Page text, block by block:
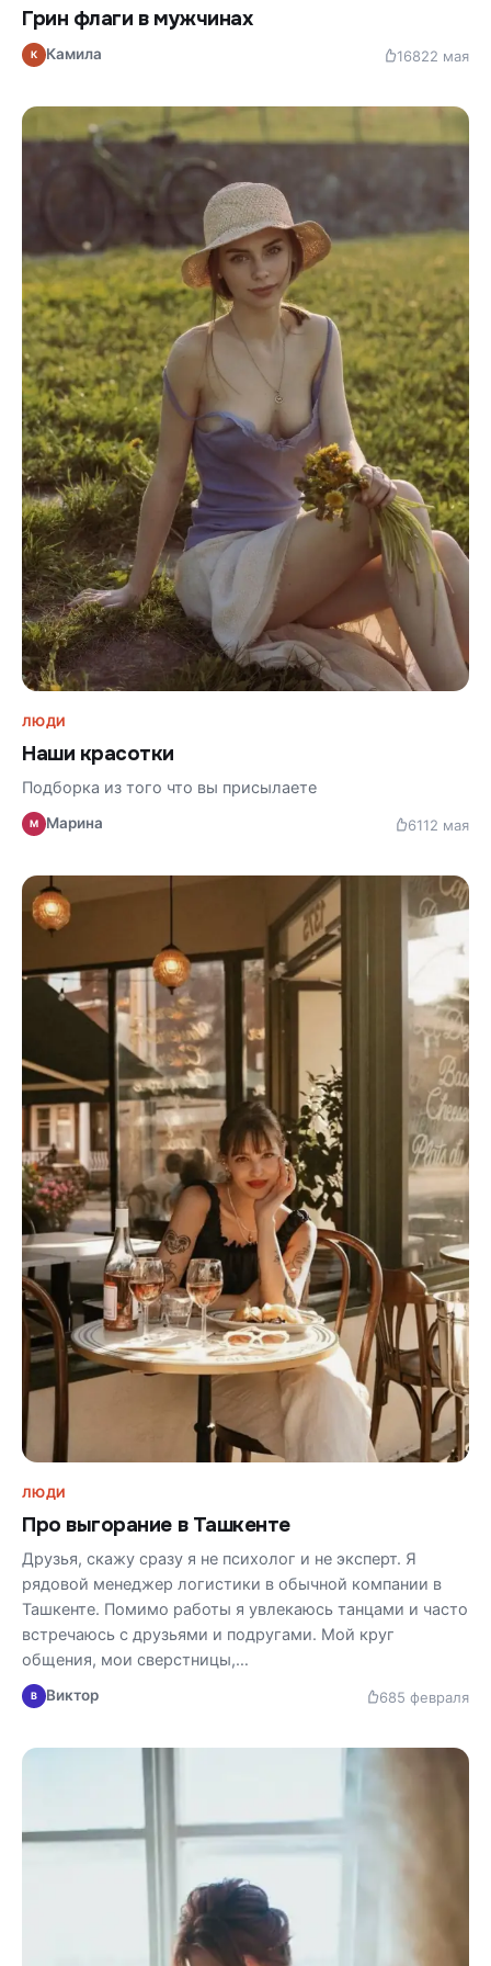
Грин флаги в мужчинах
К Камила 16822 мая
ЛЮДИ
Наши красотки
Подборка из того что вы присылаете
М Марина 6112 мая
ЛЮДИ
Про выгорание в Ташкенте
Друзья, скажу сразу я не психолог и не эксперт. Я
рядовой менеджер логистики в обычной компании в
Ташкенте. Помимо работы я увлекаюсь танцами и часто
встречаюсь с друзьями и подругами. Мой круг
общения, мои сверстницы,…
В Виктор 685 февраля